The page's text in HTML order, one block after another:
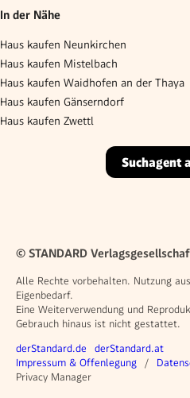
In der Nähe
Haus kaufen Neunkirchen
Haus kaufen Mistelbach
Haus kaufen Waidhofen an der Thaya
Haus kaufen Gänserndorf
Haus kaufen Zwettl
Suchagent
© STANDARD
Alle Rechte vorbehalten. Nutzung
Eigenbedarf.
Eine Weiterverwendung und
Gebrauch hinaus ist nicht gestattet.
Weitere Angebote
derStandard.de derStandard.at
Rechtliches
Impressum & Offenlegung
Privacy Manager